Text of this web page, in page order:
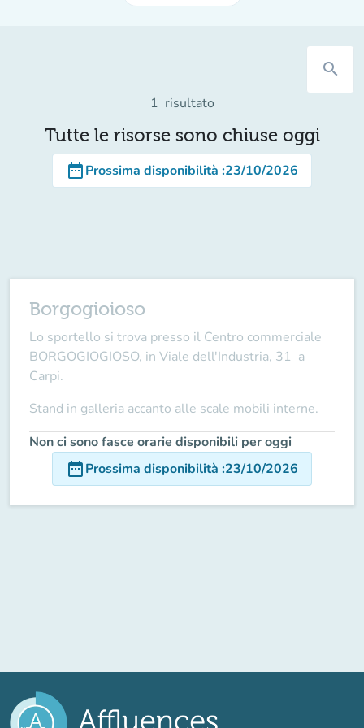
search
1 risultato
Tutte le risorse sono chiuse oggi
date_rangeProssima disponibilità :23/10/2026
Borgogioioso
Lo sportello si trova presso il Centro commerciale
BORGOGIOGIOSO, in Viale dell'Industria, 31 a
Carpi.
Stand in galleria accanto alle scale mobili interne.
Non ci sono fasce orarie disponibili per oggi
date_rangeProssima disponibilità :23/10/2026